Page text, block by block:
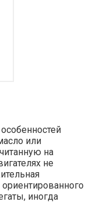
или
на
не
иногда